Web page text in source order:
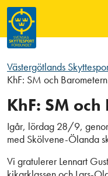
Västergötlands
KhF: SM och
KhF: SM
Igår, lördag 28/9,
med Skölvene-Ölanda
Vi gratulerer Lennart